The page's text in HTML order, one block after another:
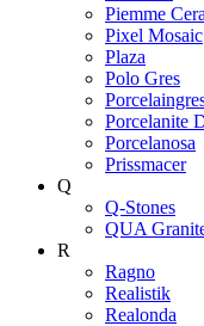
Piemme
Pixel Mosaic
Plaza
Polo Gres
Porcelanite
Porcelanosa
Prissmacer
Q
Q-Stones
QUA
R
Ragno
Realistik
Realonda